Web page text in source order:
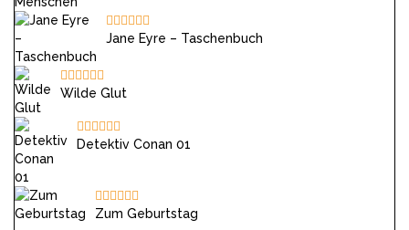
Jane Eyre – Taschenbuch
Wilde Glut
Detektiv Conan 01
Zum Geburtstag